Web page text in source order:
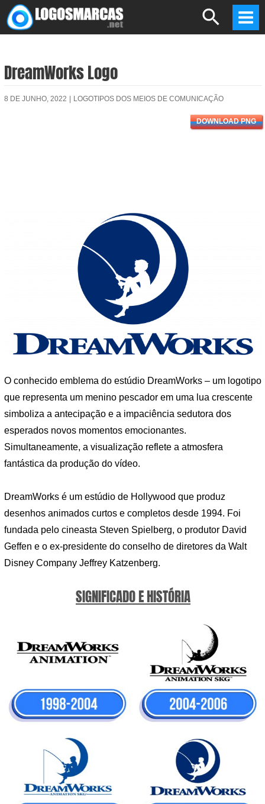
Skip
to
Search
DreamWorks Logo
8 DE JUNHO, 2022 LOGOTIPOS DOS MEIOS DE COMUNICAÇÃO
DOWNLOAD PNG
O conhecido emblema do estúdio DreamWorks – um logotipo
que representa um menino pescador em uma lua crescente
simboliza a antecipação e a impaciência sedutora dos
esperados novos momentos emocionantes.
Simultaneamente, a visualização reflete a atmosfera
fantástica da produção do vídeo.
DreamWorks é um estúdio de Hollywood que produz
desenhos animados curtos e completos desde 1994. Foi
fundada pelo cineasta Steven Spielberg, o produtor David
Geffen e o ex-presidente do conselho de diretores da Walt
Disney Company Jeffrey Katzenberg.
SIGNIFICADO E HISTÓRIA